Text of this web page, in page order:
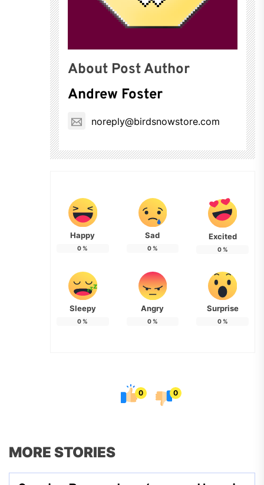
About Post Author
Andrew Foster
noreply@birdsnowstore.com
Happy
0%
Sad
0%
Excited
0%
Sleepy
0%
Angry
0%
Surprise
0%
0 0
MORE STORIES